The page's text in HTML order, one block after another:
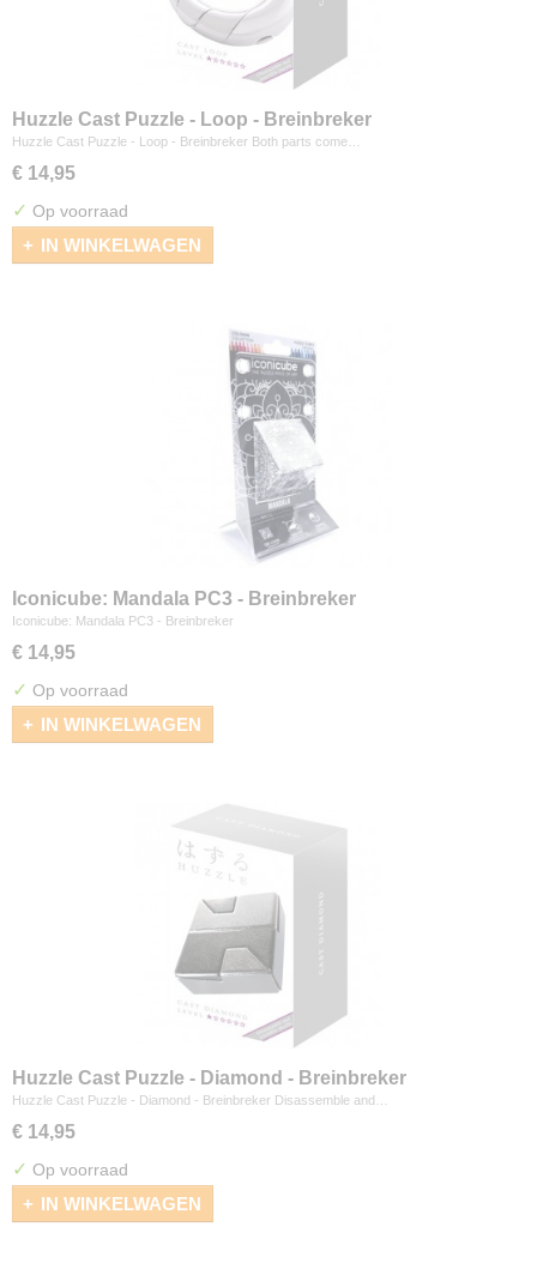
Huzzle Cast Puzzle - Loop - Breinbreker
Huzzle Cast Puzzle - Loop - Breinbreker Both parts come…
€ 14,95
✓ Op voorraad
IN WINKELWAGEN
Iconicube: Mandala PC3 - Breinbreker
Iconicube: Mandala PC3 - Breinbreker
€ 14,95
✓ Op voorraad
IN WINKELWAGEN
Huzzle Cast Puzzle - Diamond - Breinbreker
Huzzle Cast Puzzle - Diamond - Breinbreker Disassemble and…
€ 14,95
✓ Op voorraad
IN WINKELWAGEN